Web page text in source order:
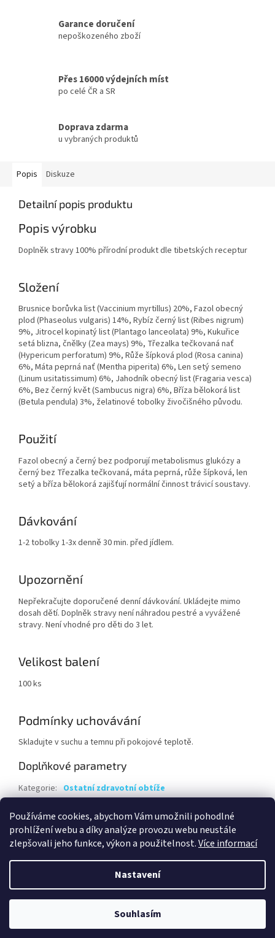
Používáme cookies, abychom Vám umožnili pohodlné
prohlížení webu a díky analýze provozu webu neustále
zlepšovali jeho funkce, výkon a použitelnost.Více informací
Nastavení
Souhlasím
Garance doručení
nepoškozeného zboží
Přes 16000 výdejních míst
po celé ČR a SR
Doprava zdarma
u vybraných produktů
Popis Diskuze
Detailní popis produktu
Popis výrobku
Doplněk stravy 100% přírodní produkt dle tibetských receptur
Složení
Brusnice borůvka list (Vaccinium myrtillus) 20%, Fazol obecný
plod (Phaseolus vulgaris) 14%, Rybíz černý list (Ribes nigrum)
9%, Jitrocel kopinatý list (Plantago lanceolata) 9%, Kukuřice
setá blizna, čnělky (Zea mays) 9%, Třezalka tečkovaná nať
(Hypericum perforatum) 9%, Růže šípková plod (Rosa canina)
6%, Máta peprná nať (Mentha piperita) 6%, Len setý semeno
(Linum usitatissimum) 6%, Jahodník obecný list (Fragaria vesca)
6%, Bez černý květ (Sambucus nigra) 6%, Bříza bělokorá list
(Betula pendula) 3%, želatinové tobolky živočišného původu.
Použití
Fazol obecný a černý bez podporují metabolismus glukózy a
černý bez Třezalka tečkovaná, máta peprná, růže šípková, len
setý a bříza bělokorá zajišťují normální činnost trávicí soustavy.
Dávkování
1-2 tobolky 1-3x denně 30 min. před jídlem.
Upozornění
Nepřekračujte doporučené denní dávkování. Ukládejte mimo
dosah dětí. Doplněk stravy není náhradou pestré a vyvážené
stravy. Není vhodné pro děti do 3 let.
Velikost balení
100 ks
Podmínky uchovávání
Skladujte v suchu a temnu při pokojové teplotě.
Doplňkové parametry
Kategorie: Ostatní zdravotní obtíže
EAN: 8595219001112
Vytvořil Shoptet
Energy uzdravuje. Všechna práva vyhrazena.